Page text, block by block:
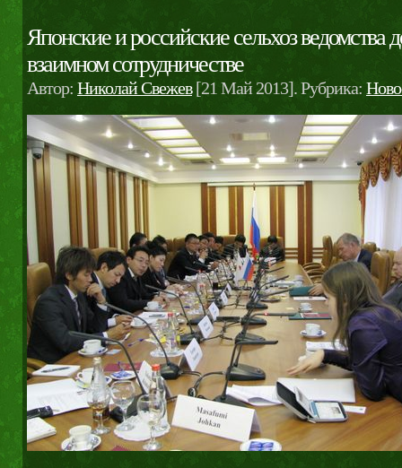
Японские и российские сельхоз ведомства
взаимном сотрудничестве
Автор: Николай Свежев[21 Май 2013]. Рубрика: